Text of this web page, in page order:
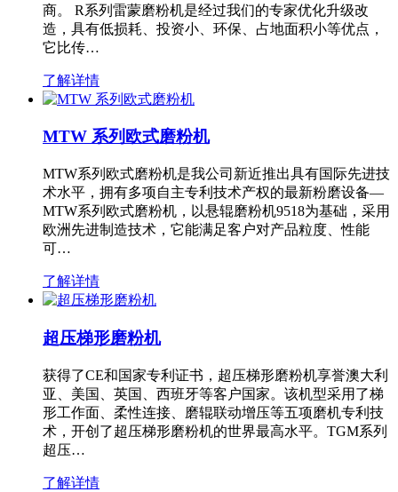
商。 R系列雷蒙磨粉机是经过我们的专家优化升级改
造，具有低损耗、投资小、环保、占地面积小等优点，
它比传…
了解详情
MTW 系列欧式磨粉机
MTW系列欧式磨粉机是我公司新近推出具有国际先进技
术水平，拥有多项自主专利技术产权的最新粉磨设备—
MTW系列欧式磨粉机，以悬辊磨粉机9518为基础，采用
欧洲先进制造技术，它能满足客户对产品粒度、性能
可…
了解详情
超压梯形磨粉机
获得了CE和国家专利证书，超压梯形磨粉机享誉澳大利
亚、美国、英国、西班牙等客户国家。该机型采用了梯
形工作面、柔性连接、磨辊联动增压等五项磨机专利技
术，开创了超压梯形磨粉机的世界最高水平。TGM系列
超压…
了解详情